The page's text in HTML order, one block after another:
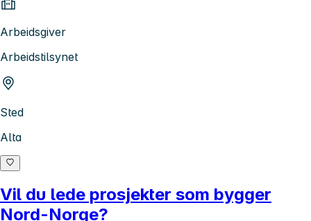
Arbeidsgiver
Arbeidstilsynet
Sted
Alta
Vil du lede prosjekter som bygger
Nord-Norge?